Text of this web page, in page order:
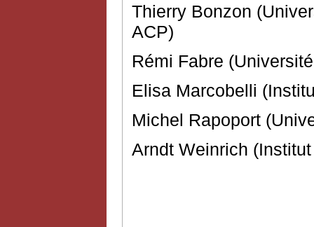
Thierry Bonzon
ACP)
Rémi Fabre
Elisa Marcobelli
Michel Rapoport
Arndt Weinrich